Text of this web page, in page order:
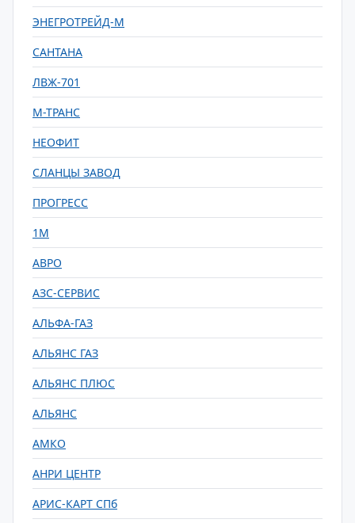
ЭНЕГРОТРЕЙД-М
САНТАНА
ЛВЖ-701
М-ТРАНС
НЕОФИТ
СЛАНЦЫ ЗАВОД
ПРОГРЕСС
1М
АВРО
АЗС-СЕРВИС
АЛЬФА-ГАЗ
АЛЬЯНС ГАЗ
АЛЬЯНС ПЛЮС
АЛЬЯНС
АМКО
АНРИ ЦЕНТР
АРИС-КАРТ СПб